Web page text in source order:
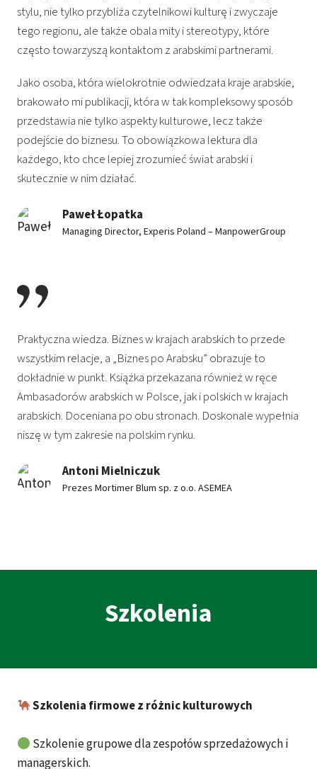
stylu, nie tylko przybliża czytelnikowi kulturę i zwyczaje
tego regionu, ale także obala mity i stereotypy, które
często towarzyszą kontaktom z arabskimi partnerami.
Jako osoba, która wielokrotnie odwiedzała kraje arabskie,
brakowało mi publikacji, która w tak kompleksowy sposób
przedstawia nie tylko aspekty kulturowe, lecz także
podejście do biznesu. To obowiązkowa lektura dla
każdego, kto chce lepiej zrozumieć świat arabski i
skutecznie w nim działać.
Paweł Łopatka
Managing Director, Experis Poland – ManpowerGroup
Praktyczna wiedza. Biznes w krajach arabskich to przede
wszystkim relacje, a „Biznes po Arabsku” obrazuje to
dokładnie w punkt. Książka przekazana również w ręce
Ambasadorów arabskich w Polsce, jak i polskich w krajach
arabskich. Doceniana po obu stronach. Doskonale wypełnia
niszę w tym zakresie na polskim rynku.
Antoni Mielniczuk
Prezes Mortimer Blum sp. z o.o. ASEMEA
Szkolenia
Szkolenia firmowe z różnic kulturowych
Szkolenie grupowe dla zespołów sprzedażowych i
managerskich.